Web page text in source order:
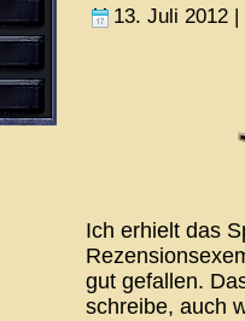
13. Juli 2012 |
Ich erhielt das
gut gefallen.
schreibe, auch